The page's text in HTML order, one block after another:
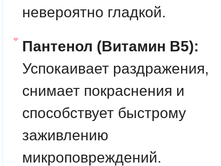
невероятно гладкой.
Пантенол (Витамин B5):
Успокаивает раздражения,
снимает покраснения и
способствует быстрому
заживлению
микроповреждений.